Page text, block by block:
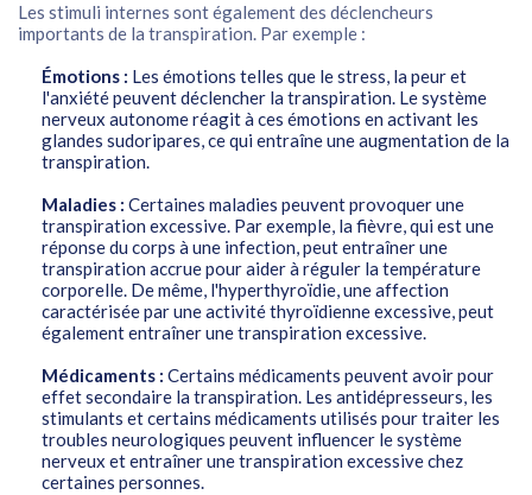
Les stimuli internes sont également des déclencheurs
importants de la transpiration. Par exemple :
Émotions : Les émotions telles que le stress, la peur et
l'anxiété peuvent déclencher la transpiration. Le système
nerveux autonome réagit à ces émotions en activant les
glandes sudoripares, ce qui entraîne une augmentation de la
transpiration.
Maladies : Certaines maladies peuvent provoquer une
transpiration excessive. Par exemple, la fièvre, qui est une
réponse du corps à une infection, peut entraîner une
transpiration accrue pour aider à réguler la température
corporelle. De même, l'hyperthyroïdie, une affection
caractérisée par une activité thyroïdienne excessive, peut
également entraîner une transpiration excessive.
Médicaments : Certains médicaments peuvent avoir pour
effet secondaire la transpiration. Les antidépresseurs, les
stimulants et certains médicaments utilisés pour traiter les
troubles neurologiques peuvent influencer le système
nerveux et entraîner une transpiration excessive chez
certaines personnes.